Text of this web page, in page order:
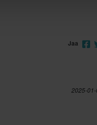
Jaa
2025-